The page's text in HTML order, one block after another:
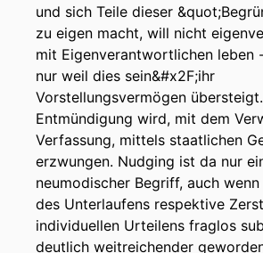
und sich Teile dieser
zu eigen macht, will nicht
mit Eigenverantwortlichen leben
nur weil dies sein&#x2F;ihr
Vorstellungsvermögen
Entmündigung wird, mit dem
Verfassung, mittels staatlichen
erzwungen. Nudging ist da nur
neumodischer Begriff, auch
des Unterlaufens respektive
individuellen Urteilens fraglos
deutlich weitreichender